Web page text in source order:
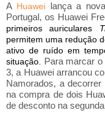
A Huawei lança a
Portugal, os Huawei
primeiros auriculares
permitem uma redução
ativo de ruído em
situação. Para marcar
3, a Huawei arrancou
Namorados, a
na compra de dois
de desconto na